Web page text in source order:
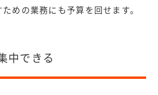
めの業務にも予算を回せます。
中できる